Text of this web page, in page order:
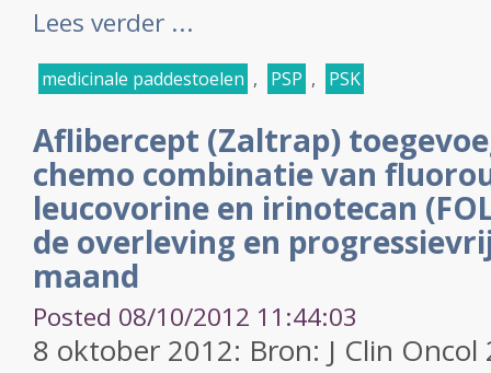
Lees verder ...
medicinale paddestoelen , PSP , PSK
Aflibercept (Zaltrap)
chemo combinatie van
leucovorine en irinotecan
de overleving en
maand
Posted 08/10/2012 11:44:03
8 oktober 2012: Bron: J Clin Oncol